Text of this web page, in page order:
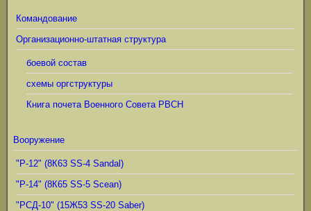
Командование
Организационно-штатная структура
боевой состав
схемы оргструктуры
Книга почета Военного Совета РВСН
Вооружение
"Р-12" (8К63 SS-4 Sandal)
"Р-14" (8К65 SS-5 Scean)
"РСД-10" (15Ж53 SS-20 Saber)